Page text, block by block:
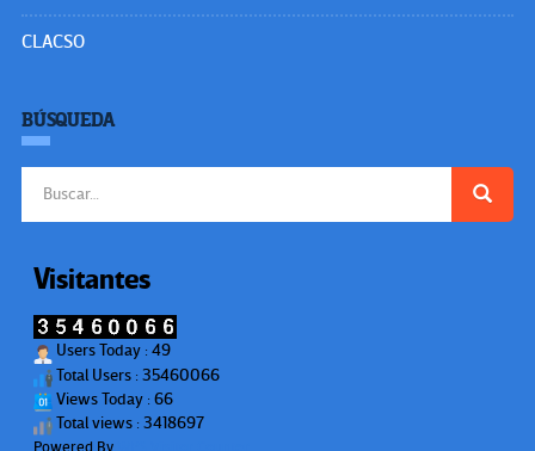
CLACSO
BÚSQUEDA
Visitantes
Users Today : 49
Total Users : 35460066
Views Today : 66
Total views : 3418697
Powered By